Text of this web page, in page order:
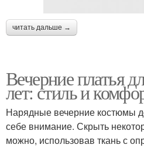
читать дальше →
Вечерние платья
лет: стиль и
Нарядные вечерние костюмы
себе внимание. Скрыть
можно, использовав ткань с